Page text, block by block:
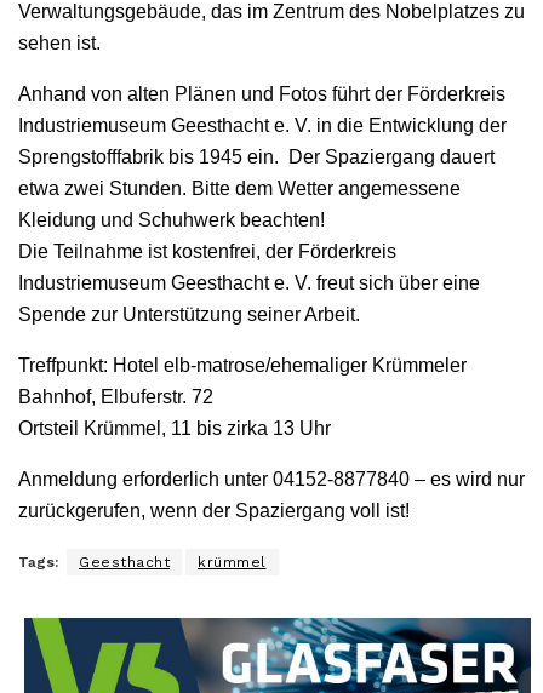
Verwaltungsgebäude, das im Zentrum des Nobelplatzes zu
sehen ist.
Anhand von alten Plänen und Fotos führt der Förderkreis
Industriemuseum Geesthacht e. V. in die Entwicklung der
Sprengstofffabrik bis 1945 ein. Der Spaziergang dauert
etwa zwei Stunden. Bitte dem Wetter angemessene
Kleidung und Schuhwerk beachten!
Die Teilnahme ist kostenfrei, der Förderkreis
Industriemuseum Geesthacht e. V. freut sich über eine
Spende zur Unterstützung seiner Arbeit.
Treffpunkt: Hotel elb-matrose/ehemaliger Krümmeler
Bahnhof, Elbuferstr. 72
Ortsteil Krümmel, 11 bis zirka 13 Uhr
Anmeldung erforderlich unter 04152-8877840 – es wird nur
zurückgerufen, wenn der Spaziergang voll ist!
Tags: Geesthacht krümmel